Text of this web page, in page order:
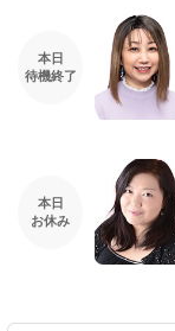
本日
待機終了
本日
お休み